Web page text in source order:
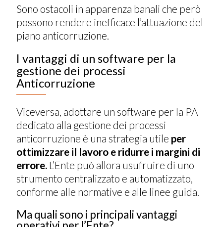
Sono ostacoli in apparenza banali che però
possono rendere inefficace l’attuazione del
piano anticorruzione.
I vantaggi di un software per la
gestione dei processi
Anticorruzione
Viceversa, adottare un software per la PA
dedicato alla gestione dei processi
anticorruzione è una strategia utile per
ottimizzare il lavoro e ridurre i margini di
errore. L’Ente può allora usufruire di uno
strumento centralizzato e automatizzato,
conforme alle normative e alle linee guida.
Ma quali sono i principali vantaggi